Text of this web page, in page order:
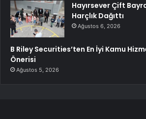
Hayırsever Çift
Harçlık Dağıttı
Ağustos 6, 2026
B Riley Securities’ten En İyi Kamu
Önerisi
Ağustos 5, 2026